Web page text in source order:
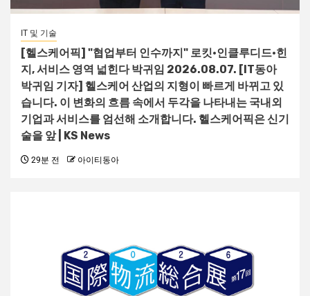
IT 및 기술
[헬스케어픽] "협업부터 인수까지" 로킷·인클루디드·힌
지, 서비스 영역 넓힌다 박귀임 2026.08.07. [IT동아
박귀임 기자] 헬스케어 산업의 지형이 빠르게 바뀌고 있
습니다. 이 변화의 흐름 속에서 두각을 나타내는 국내외
기업과 서비스를 엄선해 소개합니다. 헬스케어픽은 신기
술을 앞 | KS News
29분 전 아이티동아